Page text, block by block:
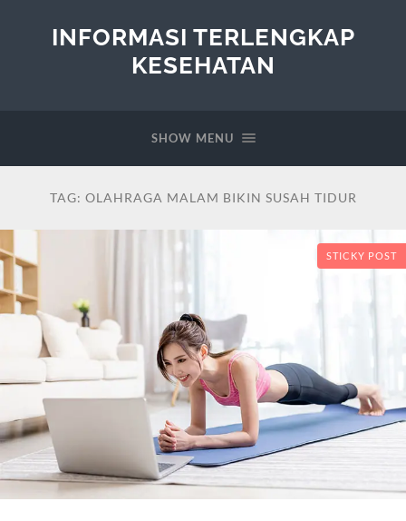
INFORMASI TERLENGKAP
KESEHATAN
SHOW MENU
TAG: OLAHRAGA MALAM BIKIN SUSAH TIDUR
STICKY POST